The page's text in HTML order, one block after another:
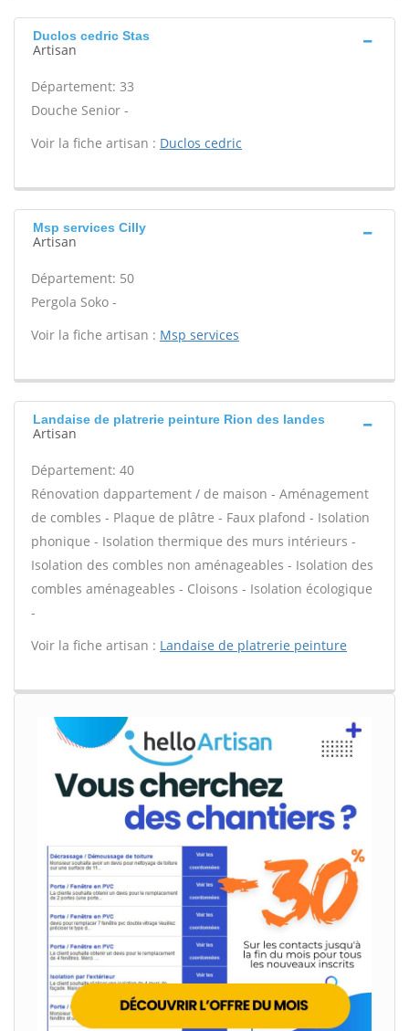
Duclos cedric Stas
Artisan
Département: 33
Douche Senior -
Voir la fiche artisan : Duclos cedric
Msp services Cilly
Artisan
Département: 50
Pergola Soko -
Voir la fiche artisan : Msp services
Landaise de platrerie peinture Rion des landes
Artisan
Département: 40
Rénovation dappartement / de maison - Aménagement
de combles - Plaque de plâtre - Faux plafond - Isolation
phonique - Isolation thermique des murs intérieurs -
Isolation des combles non aménageables - Isolation des
combles aménageables - Cloisons - Isolation écologique
-
Voir la fiche artisan : Landaise de platrerie peinture